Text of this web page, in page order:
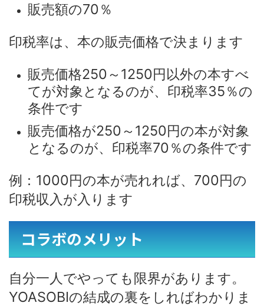
販売額の70％
印税率は、本の販売価格で決まります
販売価格250～1250円以外の本すべ
てが対象となるのが、印税率35％の
条件です
販売価格が250～1250円の本が対象
となるのが、印税率70％の条件です
例：1000円の本が売れれば、700円の
印税収入が入ります
コラボのメリット
自分一人でやっても限界があります。
YOASOBIの結成の裏をしればわかりま